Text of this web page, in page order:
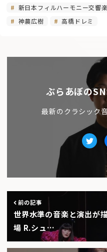
新日本フィルハーモニー交響
神農広樹
高橋ドレミ
ぶらあぼの
最新のクラシック
前の記事
世界水準の音楽と演出
場 R.シュ…